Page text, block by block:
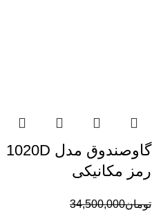
گاوصندوق مدل 1020D
رمز مکانیکی
تومان34,500,000